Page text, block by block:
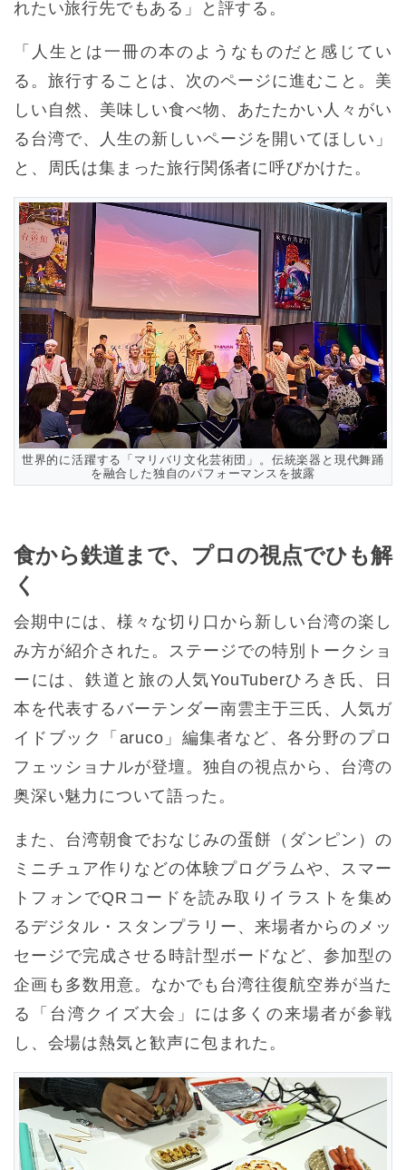
れたい旅行先でもある」と評する。
「人生とは一冊の本のようなものだと感じてい
る。旅行することは、次のページに進むこと。美
しい自然、美味しい食べ物、あたたかい人々がい
る台湾で、人生の新しいページを開いてほしい」
と、周氏は集まった旅行関係者に呼びかけた。
世界的に活躍する「マリバリ文化芸術団」。伝統楽器と現代舞踊
を融合した独自のパフォーマンスを披露
食から鉄道まで、プロの視点でひも解
く
会期中には、様々な切り口から新しい台湾の楽し
み方が紹介された。ステージでの特別トークショ
ーには、鉄道と旅の人気YouTuberひろき氏、日
本を代表するバーテンダー南雲主于三氏、人気ガ
イドブック「aruco」編集者など、各分野のプロ
フェッショナルが登壇。独自の視点から、台湾の
奥深い魅力について語った。
また、台湾朝食でおなじみの蛋餅（ダンピン）の
ミニチュア作りなどの体験プログラムや、スマー
トフォンでQRコードを読み取りイラストを集め
るデジタル・スタンプラリー、来場者からのメッ
セージで完成させる時計型ボードなど、参加型の
企画も多数用意。なかでも台湾往復航空券が当た
る「台湾クイズ大会」には多くの来場者が参戦
し、会場は熱気と歓声に包まれた。